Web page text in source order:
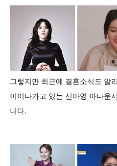
그렇지만 최근에 결혼소식도 알
이어나가고 있는 신아영 아나운
니다.